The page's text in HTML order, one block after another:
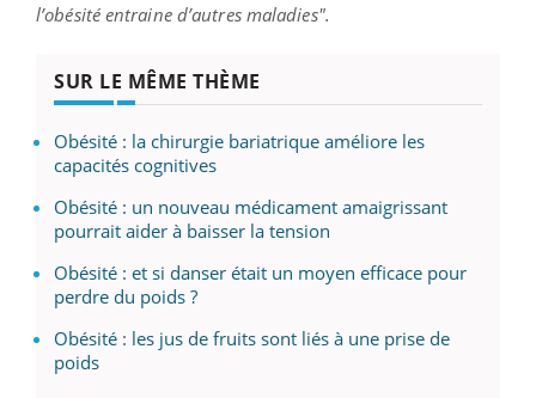
l’obésité entraine d’autres maladies".
SUR LE MÊME THÈME
Obésité : la chirurgie bariatrique améliore les
capacités cognitives
Obésité : un nouveau médicament amaigrissant
pourrait aider à baisser la tension
Obésité : et si danser était un moyen efficace pour
perdre du poids ?
Obésité : les jus de fruits sont liés à une prise de
poids